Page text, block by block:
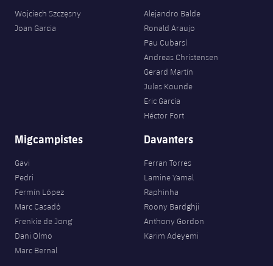
Acreditacions
SUB8 B
Fotos
Fotos
Infantil A
Entrades
Fotos
Història
Calendari
Actualitat
Campus Verano
Entrades
Resultats
Classificació
plusicon
més
Calendari
Resultats
Jugadors
Actualitat
Barça C
Junior
Campus Estiu
PLUSICON
MÉS
Wojciech Szczęsny
Joan Garcia
Alejandro Balde
Ronald Araujo
Pau Cubarsí
Andreas Christensen
Gerard Martín
Jules Kounde
Eric García
Héctor Fort
Migcampistes
Gavi
Pedri
Fermín López
Marc Casadó
Frenkie de Jong
Dani Olmo
Marc Bernal
Davanters
Ferran Torres
Lamine Yamal
Raphinha
Roony Bardghji
Anthony Gordon
Karim Adeyemi